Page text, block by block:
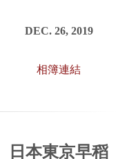
DEC. 26, 2019
相簿連結
日本東京早稻